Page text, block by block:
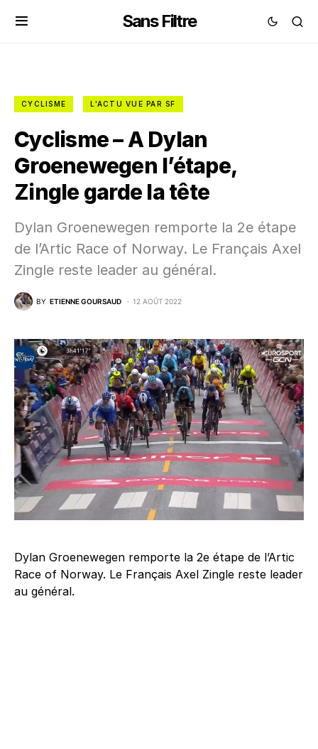
Sans Filtre
CYCLISME L'ACTU VUE PAR SF
Cyclisme – A Dylan
Groenewegen l’étape,
Zingle garde la tête
Dylan Groenewegen remporte la 2e étape
de l’Artic Race of Norway. Le Français Axel
Zingle reste leader au général.
BY ETIENNE GOURSAUD 12 AOÛT 2022
Dylan Groenewegen remporte la 2e étape de l’Artic
Race of Norway. Le Français Axel Zingle reste leader
au général.